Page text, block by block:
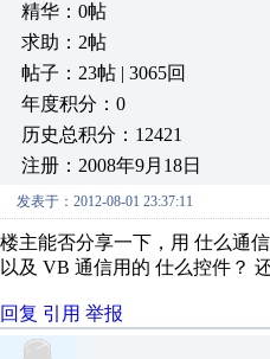
精华：0帖
求助：2帖
帖子：23帖 | 3065回
年度积分：0
历史总积分：12421
注册：2008年9月18日
发表于：2012-08-01 23:37:11
楼主能否分享一下，用 仕么通
以及 VB 通信用的 仕么控件？
回复 引用 举报